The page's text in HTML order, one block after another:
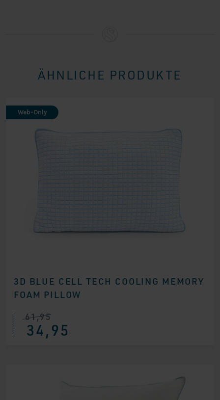
ÄHNLICHE PRODUKTE
3D BLUE CELL TECH COOLING MEMORY
FOAM PILLOW
Web-Only
61,95
Ursprünglicher
Preis
war:
34,95
Aktueller
Preis
ist: